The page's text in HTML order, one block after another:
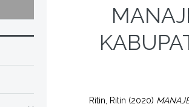
Ritin, Ritin (2020)